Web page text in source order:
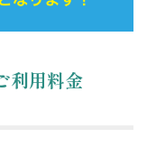
利用料金